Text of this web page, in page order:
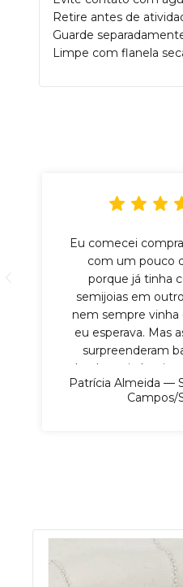
Retire antes de
Guarde
Limpe com flanela
Eu comecei
com um pouco
porque já tinha
semijoias em
nem sempre vinha
eu esperava. Mas
surpreenderam
banho veio bonito,
as peças
embaladas e a
vendi boa parte do
e pretendo fazer
breve.
Patrícia Almeida —
Campos/